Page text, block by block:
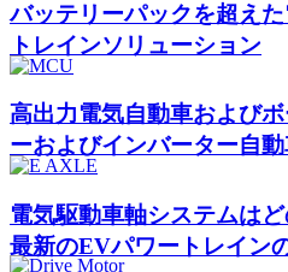
バッテリーパックを超え
トレインソリューション
高出力電気自動車および
ーおよびインバーター自
電気駆動車軸システムは
最新のEVパワートレイン